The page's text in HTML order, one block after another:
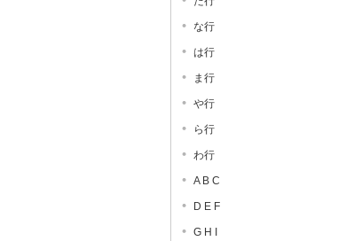
な行
は行
ま行
や行
ら行
わ行
A B C
D E F
G H I